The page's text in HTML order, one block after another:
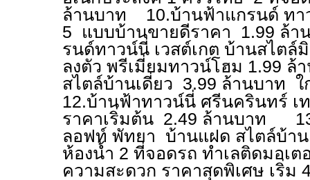
ล้านบาท 10.บ้านฟ้าแกรนด์ ทา
5 แบบบ้านขายดีราคา 1.99 ล้
รนด์ทาวน์นี่ เวสต์เกต บ้านสไต
ลงตัว พรีเมี่ยมทาวน์โฮม 1.99
สไตล์บ้านเดี่ยว 3.99 ล้านบาท
12.บ้านฟ้าทาวน์นี่ ศรีนครินทร์
ราคาเริ่มต้น 2.49 ล้านบาท
ลอฟท์ พัทยา บ้านแฝด สไตล์บ้าน
ห้องน้ำ 2 ที่จอดรถ ทำเลติดมอเต
ความสะดวก ราคาสุดพิเศษ เริ่ม